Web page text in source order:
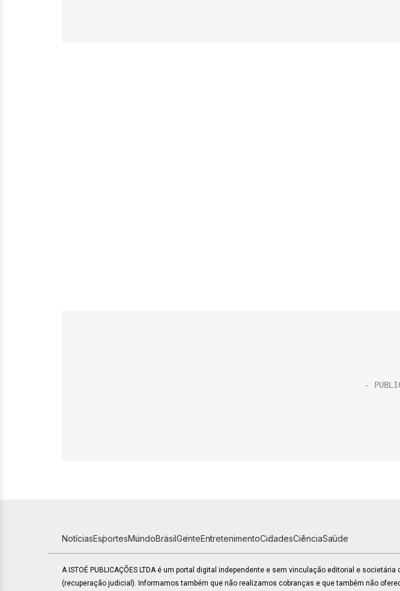
NotíciasEsportesMundoBrasilGenteEntretenimentoCidadesCiênciaSaúde
A ISTOÉ PUBLICAÇÕES LTDA é um portal digital independente e sem vinculação editorial e societária
(recuperação judicial). Informamos também que não realizamos cobranças e que também não